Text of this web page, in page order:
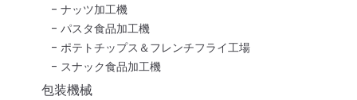
ナッツ加工機
パスタ食品加工機
ポテトチップス＆フレンチフライ工場
スナック食品加工機
包装機械